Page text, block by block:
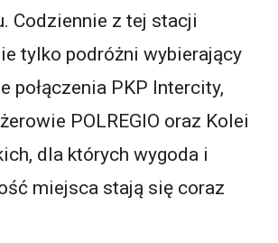
Codziennie z tej stacji
tylko podróżni wybierający
połączenia PKP Intercity,
POLREGIO oraz Kolei
dla których wygoda i
miejsca stają się coraz